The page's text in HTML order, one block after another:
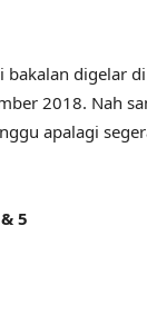
digelar
2018. Nah
apalagi
5